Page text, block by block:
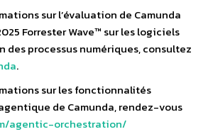
sur l’évaluation de Camunda
Forrester Wave™ sur les logiciels
des processus numériques, consultez
.
sur les fonctionnalités
de Camunda, rendez-vous
agentic-orchestration/